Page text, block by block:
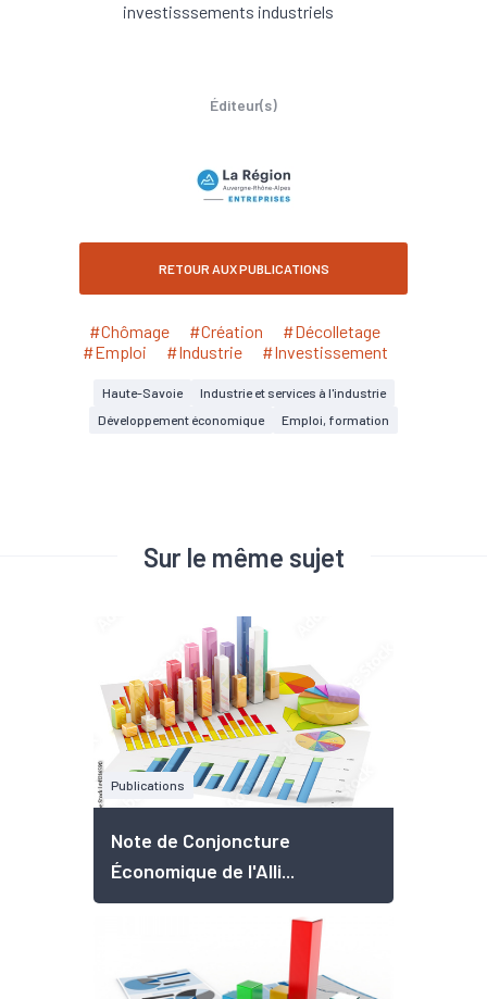
investisssements industriels
Éditeur(s)
RETOUR AUX PUBLICATIONS
#Chômage #Création
#Décolletage
#Emploi
#Industrie #Investissement
Haute-Savoie
Industrie et services à l'industrie
Développement économique
Emploi, formation
Sur le même sujet
Publications
Note de Conjoncture
Économique de l'Alli...